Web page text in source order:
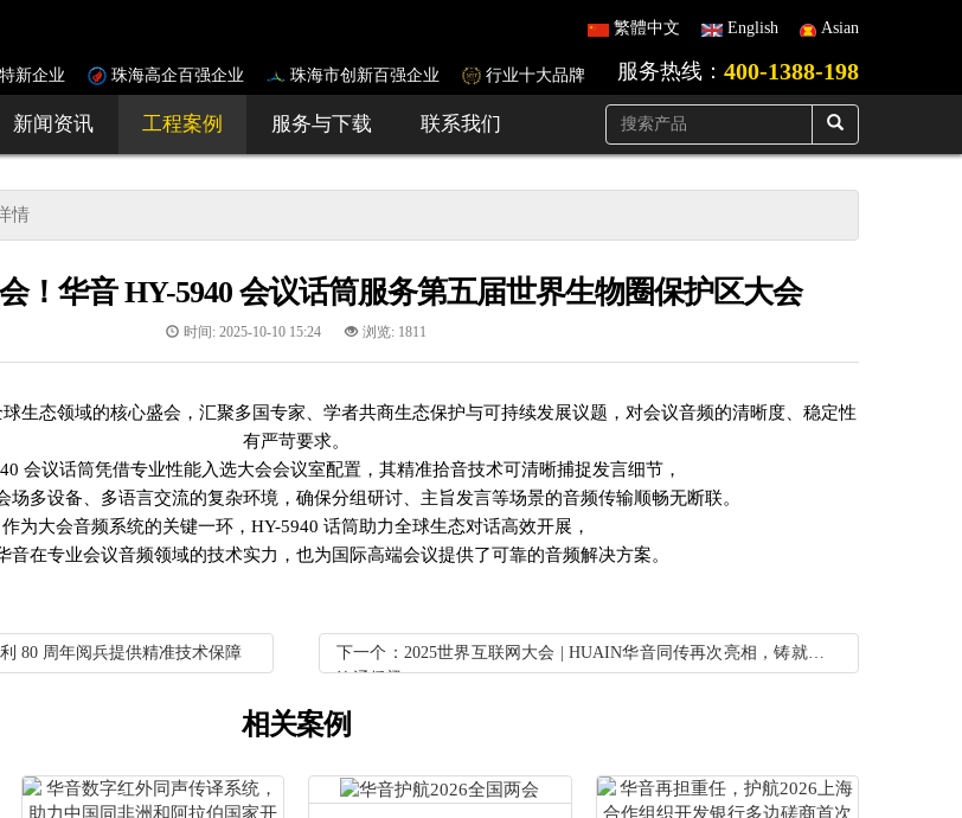
新企业 珠海高企百强企业 珠海市创新百强企业 行业十大品牌
繁體中文 English Asian
服务热线： 400-1388-198
新闻资讯 工程案例 服务与下载 联系我们
情
！华音 HY-5940 会议话筒服务第五届世界生物圈保护区大会
时间: 2025-10-10 15:24 浏览: 1811
生态领域的核心盛会，汇聚多国专家、学者共商生态保护与可持续发展议题，对会议音频的清晰度、稳定性
有严苛要求。
会议话筒凭借专业性能入选大会会议室配置，其精准拾音技术可清晰捕捉发言细节，
场多设备、多语言交流的复杂环境，确保分组研讨、主旨发言等场景的音频传输顺畅无断联。
作为大会音频系统的关键一环，HY-5940 话筒助力全球生态对话高效开展，
音在专业会议音频领域的技术实力，也为国际高端会议提供了可靠的音频解决方案。
80 周年阅兵提供精准技术保障
下一个：2025世界互联网大会 | HUAIN华音同传再次亮相，铸就无缝
沟通桥梁
相关案例